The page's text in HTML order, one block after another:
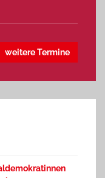
weitere Termine